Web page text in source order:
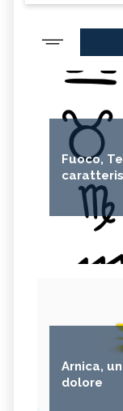
Fuoco,
Arnica,
dolore